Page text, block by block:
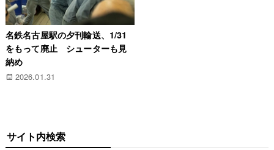
名鉄名古屋駅の夕刊輸送、1/31
をもって廃止 シューターも見
納め
2026.01.31
サイト内検索